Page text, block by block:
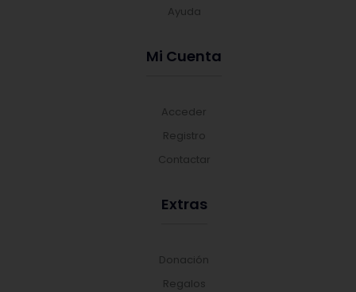
Ayuda
Mi Cuenta
Acceder
Registro
Contactar
Extras
Donación
Regalos